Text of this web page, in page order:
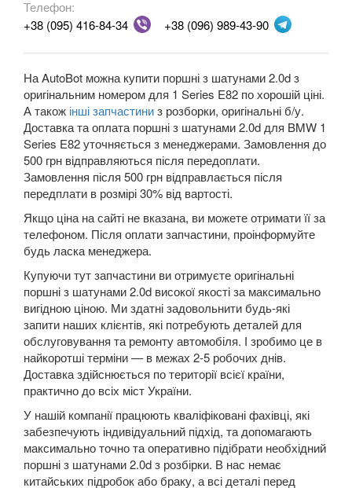
4 Series F33
M4 F82/F83
5 Series E39
M5 E39
5 Series E60
5 Series E61
M5 E60/E61
5 Series F07 GT
5 Series F10
M5 F10
5 Series F11
5 Series G30/G31
5 Series G60/G61/G68
5 Series G60/G61 mHEV
Телефон:
+38 (095) 416-84-34
+38 (096) 989-43-90
На AutoBot можна купити поршні з шатунами 2.0d з
оригінальним номером для 1 Series E82 по хорошій ціні.
А також інші запчастиниз розборки, оригінальні б/у.
Доставка та оплата поршні з шатунами 2.0d для BMW 1
Series E82 уточняється з менеджерами. Замовлення до
500 грн відправляються після передоплати.
Замовлення після 500 грн відправлається після
передплати в розмірі 30% від вартості.
Якщо ціна на сайті не вказана, ви можете отримати її за
телефоном. Після оплати запчастини, проінформуйте
будь ласка менеджера.
Купуючи тут запчастини ви отримуєте оригінальні
поршні з шатунами 2.0d високої якості за максимально
вигідною ціною. Ми здатні задовольнити будь-які
запити наших клієнтів, які потребують деталей для
обслуговування та ремонту автомобіля. І зробимо це в
найкоротші терміни — в межах 2-5 робочих днів.
Доставка здійснюється по території всієї країни,
практично до всіх міст України.
У нашій компанії працюють кваліфіковані фахівці, які
забезпечують індивідуальний підхід, та допомагають
максимально точно та оперативно підібрати необхідний
поршні з шатунами 2.0d з розбірки. В нас немає
китайських підробок або браку, а всі деталі перед